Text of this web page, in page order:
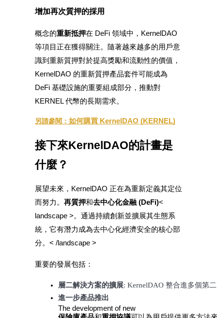
新用戶專享 BTC 6.5% APR
BTC 活期理財、無鎖定期
贏得獎品與專屬獎勵
福利中心
增加再次質押的採用
概念的重新抵押在 DeFi 領域中，KernelDAO
等項目正在獲得關注。隨著越來越多的用戶意
識到重新質押對於提高獎勵和流動性的價值，
KernelDAO 的重新質押產品套件可能成為
DeFi 基礎設施的重要組成部分，推動對
KERNEL 代幣的長期需求。
另請參閱： 如何購買 KernelDAO (KERNEL)
接下來KernelDAO的計畫是
什麼？
展望未來，KernelDAO 正在為重新定義其定位
而努力。 再質押和去中心化金融 (DeFi)<
landscape >。通過持續創新並擴展其生態系
統，它有潛力成為去中心化經濟安全的核心部
分。< /landscape >
重要的發展包括：
層二解決方案的擴展: KernelDAO 整合進多個第
進一步產品推出
The development of new